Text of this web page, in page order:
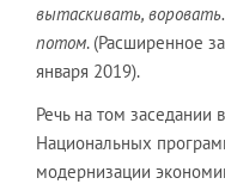
вытаскивать,
потом. (Расширенное
января 2019).
Речь на том заседании
Национальных
модернизации